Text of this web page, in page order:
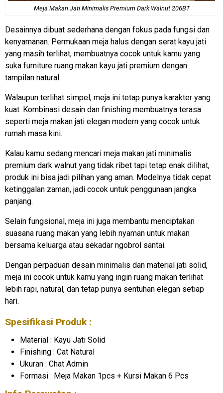
Meja Makan Jati Minimalis Premium Dark Walnut 206BT
Desainnya dibuat sederhana dengan fokus pada fungsi dan
kenyamanan. Permukaan meja halus dengan serat kayu jati
yang masih terlihat, membuatnya cocok untuk kamu yang
suka furniture ruang makan kayu jati premium dengan
tampilan natural.
Walaupun terlihat simpel, meja ini tetap punya karakter yang
kuat. Kombinasi desain dan finishing membuatnya terasa
seperti meja makan jati elegan modern yang cocok untuk
rumah masa kini.
Kalau kamu sedang mencari meja makan jati minimalis
premium dark walnut yang tidak ribet tapi tetap enak dilihat,
produk ini bisa jadi pilihan yang aman. Modelnya tidak cepat
ketinggalan zaman, jadi cocok untuk penggunaan jangka
panjang.
Selain fungsional, meja ini juga membantu menciptakan
suasana ruang makan yang lebih nyaman untuk makan
bersama keluarga atau sekadar ngobrol santai.
Dengan perpaduan desain minimalis dan material jati solid,
meja ini cocok untuk kamu yang ingin ruang makan terlihat
lebih rapi, natural, dan tetap punya sentuhan elegan setiap
hari.
Spesifikasi Produk :
Material : Kayu Jati Solid
Finishing : Cat Natural
Ukuran : Chat Admin
Formasi : Meja Makan 1pcs + Kursi Makan 6 Pcs